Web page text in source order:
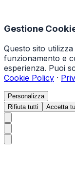
Gestione
Questo sito
funzionamento e
esperienza. Puoi
Cookie Policy ·
Personalizza
Rifiuta tutti
Accetta